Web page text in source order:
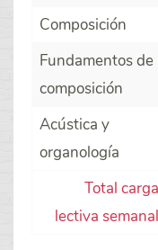
Composición
Fundamentos de
composición
Acústica y
organología
Total carga
lectiva semanal